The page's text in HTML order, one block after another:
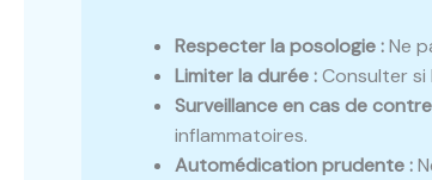
Respecter la posologie :Ne
Limiter la durée :Consulter si
Surveillance en cas de
inflammatoires.
Automédication prudente :